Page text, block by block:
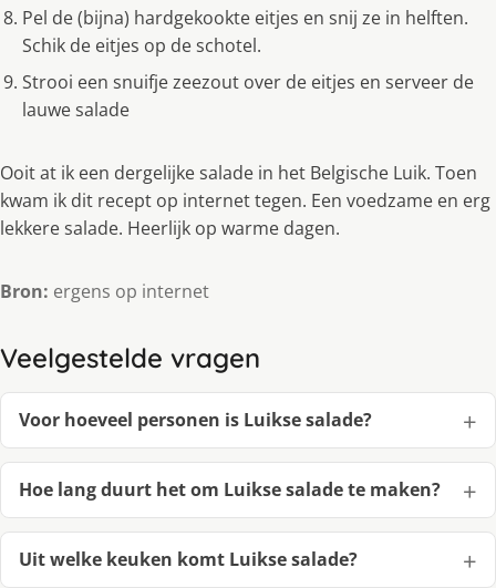
Pel de (bijna) hardgekookte eitjes en snij ze in helften.
Schik de eitjes op de schotel.
Strooi een snuifje zeezout over de eitjes en serveer de
lauwe salade
Ooit at ik een dergelijke salade in het Belgische Luik. Toen
kwam ik dit recept op internet tegen. Een voedzame en erg
lekkere salade. Heerlijk op warme dagen.
Bron: ergens op internet
Veelgestelde vragen
Voor hoeveel personen is Luikse salade?
Hoe lang duurt het om Luikse salade te maken?
Uit welke keuken komt Luikse salade?